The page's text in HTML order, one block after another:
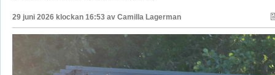
29 juni 2026 klockan 16:53 av Camilla Lagerman